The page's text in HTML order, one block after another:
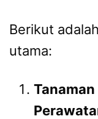
Berikut
utama: